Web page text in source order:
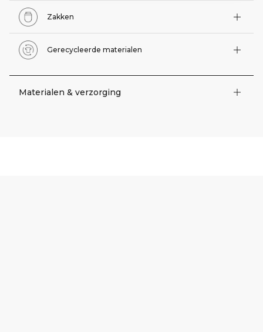
Zakken
Gerecycleerde materialen
Materialen & verzorging